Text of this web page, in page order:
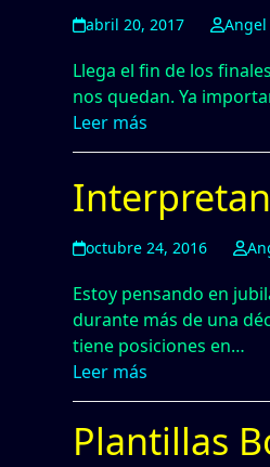
abril 20, 2017 Angel
Llega el fin de los
nos quedan. Ya
Leer más
octubre 24, 2016
Estoy pensando en
durante más de una
tiene posiciones en…
Leer más
Plantillas